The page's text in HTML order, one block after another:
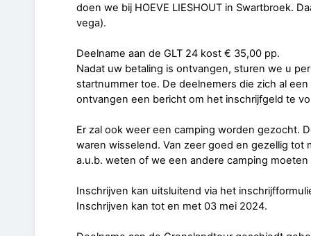
doen we bij HOEVE LIESHOUT in Swartbroek.
vega).
Deelname aan de GLT 24 kost € 35,00 pp.
Nadat uw betaling is ontvangen, sturen we u
startnummer toe. De deelnemers die zich al
ontvangen een bericht om het inschrijfgeld te
Er zal ook weer een camping worden gezocht.
waren wisselend. Van zeer goed en gezellig tot
a.u.b. weten of we een andere camping
Inschrijven kan uitsluitend via het
Inschrijven kan tot en met 03 mei 2024.